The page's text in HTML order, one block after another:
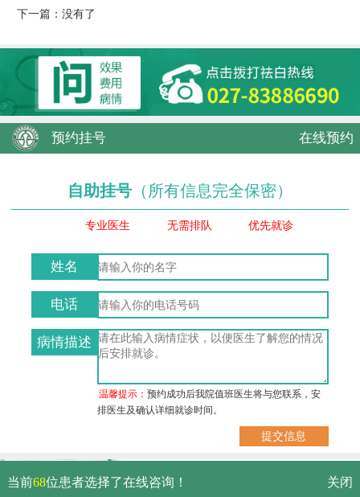
下一篇：没有了
预约挂号 在线预约
自助挂号 （所有信息完全保密）
专业医生 无需排队 优先就诊
姓名
电话
病情描述
温馨提示：预约成功后我院值班医生将与您联系，安
排医生及确认详细就诊时间。
武汉市硚口区解放大道479号
当前68位患者选择了在线咨询！ 关闭